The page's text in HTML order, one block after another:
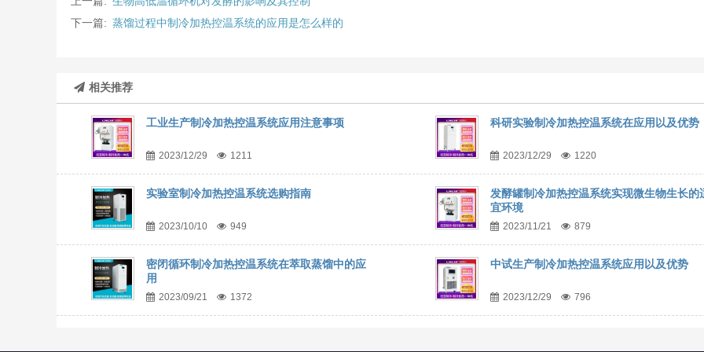
下一篇: 蒸馏过程中制冷加热控温系统的应用是怎么样的
相关推荐
工业生产制冷加热控温系统应用注意事项
2023/12/29 1211
科研实验制冷加热控温系统在应用以及优势
2023/12/29 1220
实验室制冷加热控温系统选购指南
2023/10/10 949
发酵罐制冷加热控温系统实现微生物生长的
宜环境
2023/11/21 879
密闭循环制冷加热控温系统在萃取蒸馏中的应
用
2023/09/21 1372
中试生产制冷加热控温系统应用以及优势
2023/12/29 796